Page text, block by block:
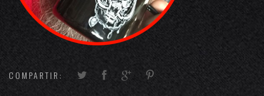
COMPARTIR: